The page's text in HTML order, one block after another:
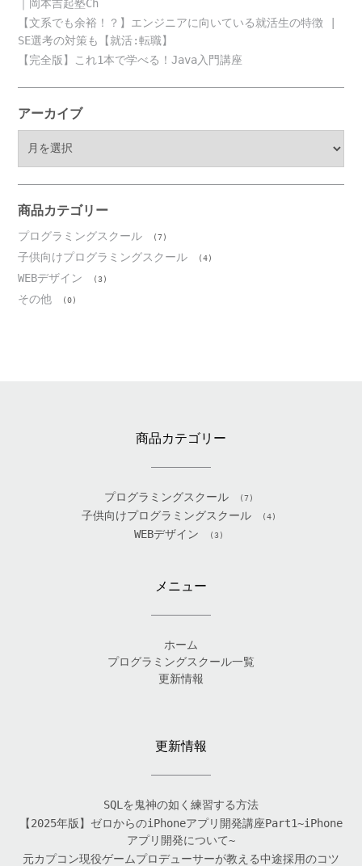
｜岡本吉起塾Ch
【文系でも余裕！？】エンジニアに向いている就活生の特徴 |
SE選考の対策も【就活:転職】
【完全版】これ1本で学べる！Java入門講座
アーカイブ
ブ
商品カテゴリー
プログラミングスクール (7)
子供向けプログラミングスクール (4)
WEBデザイン (3)
その他 (0)
商品カテゴリー
プログラミングスクール (7)
子供向けプログラミングスクール (4)
WEBデザイン (3)
メニュー
ホーム
プログラミングスクール一覧
更新情報
更新情報
SQLを鬼神の如く練習する方法
【2025年版】ゼロからのiPhoneアプリ開発講座Part1~iPhone
アプリ開発について~
元カプコン現役ゲームプロデューサーが教える中途採用のコツ